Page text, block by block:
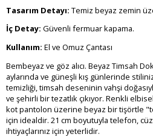
Tasarım Detayı: Temiz beyaz zemin
İç Detay: Güvenli fermuar kapama.
Kullanım: El ve Omuz Çantası
Bembeyaz ve göz alıcı. Beyaz Timsah
aylarında ve güneşli kış günlerinde
temizliği, timsah deseninin vahşi
ve şehirli bir tezatlık çıkıyor. Renkli
kot pantolon üzerine beyaz bir tişörtle
için idealdir. 21 cm boyutuyla telefon,
ihtiyaçlarınız için yeterlidir.